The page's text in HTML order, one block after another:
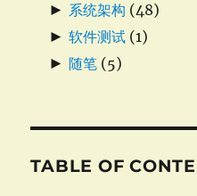
► 系统架构 (48)
► 软件测试 (1)
► 随笔 (5)
TABLE OF